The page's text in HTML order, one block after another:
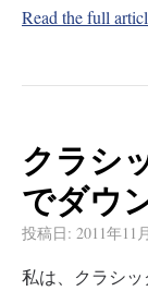
Read the full
クラシ
でダウ
投稿日: 2011年11
私は、クラシ